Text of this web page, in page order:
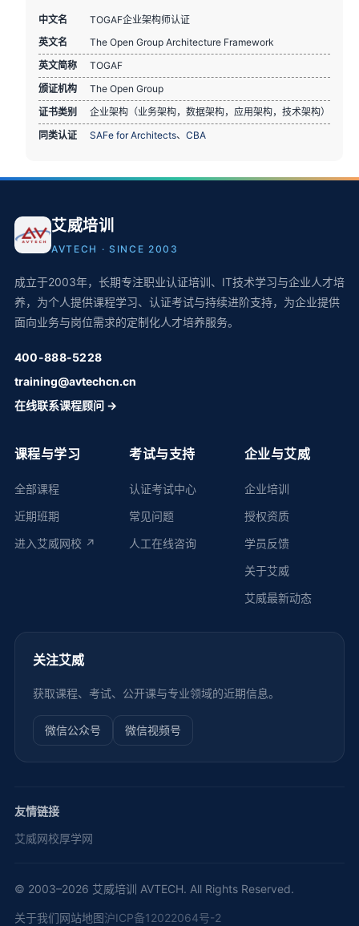
中文名
TOGAF企业架构师认证
英文名
The Open Group Architecture Framework
英文简称
TOGAF
颁证机构
The Open Group
证书类别
企业架构（业务架构，数据架构，应用架构，技术架构）
同类认证
SAFe for Architects、CBA
艾威培训
AVTECH · SINCE 2003
成立于2003年，长期专注职业认证培训、IT技术学习与企业人才培
养，为个人提供课程学习、认证考试与持续进阶支持，为企业提供
面向业务与岗位需求的定制化人才培养服务。
400-888-5228
training@avtechcn.cn
在线联系课程顾问 →
课程与学习
全部课程
近期班期
进入艾威网校 ↗
考试与支持
认证考试中心
常见问题
人工在线咨询
企业与艾威
企业培训
授权资质
学员反馈
关于艾威
艾威最新动态
关注艾威
获取课程、考试、公开课与专业领域的近期信息。
微信公众号 微信视频号
友情链接
艾威网校厚学网
© 2003–2026 艾威培训 AVTECH. All Rights Reserved.
关于我们网站地图沪ICP备12022064号-2